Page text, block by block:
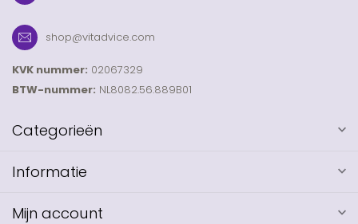
shop@vitadvice.com
KVK nummer: 02067329
BTW-nummer: NL8082.56.889B01
Categorieën
Informatie
Mijn account